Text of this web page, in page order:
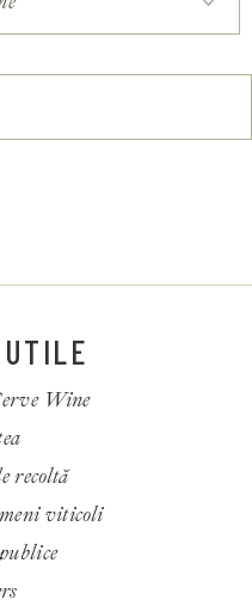
Wine
recoltă
viticoli